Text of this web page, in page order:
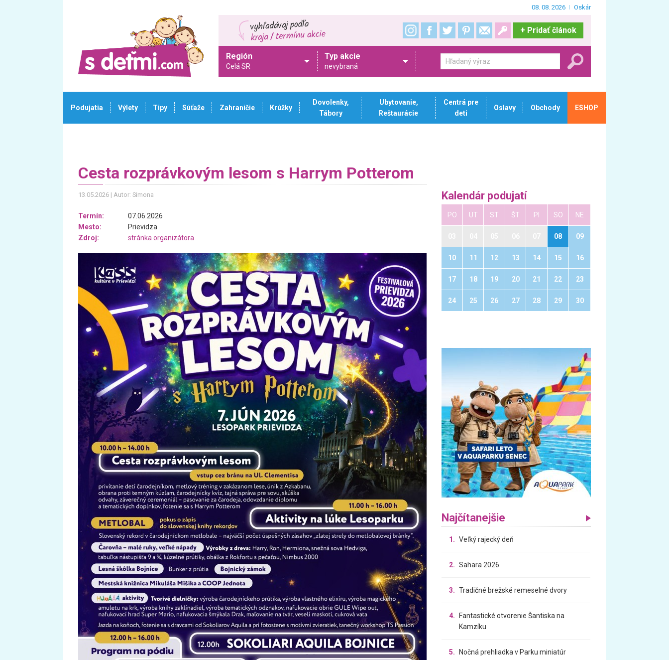
08. 08. 2026 Oskár
+ Pridať článok
Región
Celá SR
Typ akcie
nevybraná
Podujatia Výlety Tipy Súťaže Zahraničie Krúžky
Dovolenky,
Tábory
Ubytovanie,
Reštaurácie
Centrá pre
deti
Oslavy Obchody ESHOP
Cesta rozprávkovým lesom s Harrym Potterom
13.05.2026 Autor: Simona
Termín:
07.06.2026
Mesto:
Prievidza
Zdroj:
stránka organizátora
Kalendár podujatí
PO UT ST ŠT PI SO NE
08 09
10 11 12 13 14 15 16
17 18 19 20 21 22 23
24 25 26 27 28 29 30
Najčítanejšie
1. Veľký rajecký deň
2. Sahara 2026
3. Tradičné brežské remeselné dvory
4.
Fantastické otvorenie Šantiska na
Kamzíku
5. Nočná prehliadka v Parku miniatúr